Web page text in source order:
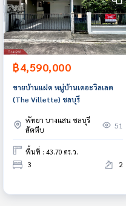
฿4,590,000
ขายบ้านแฝด หมู่บ้านเดอะวิลเลต
(The Villette) ชลบุรี
พัทยา บางแสน ชลบุรี
สัตหีบ
51
พื้นที่ : 43.70 ตร.ว.
3 2